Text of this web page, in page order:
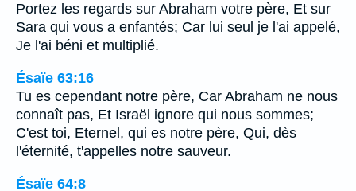
Portez les regards sur Abraham votre père, Et sur
Sara qui vous a enfantés; Car lui seul je l'ai appelé,
Je l'ai béni et multiplié.
Ésaïe 63:16
Tu es cependant notre père, Car Abraham ne nous
connaît pas, Et Israël ignore qui nous sommes;
C'est toi, Eternel, qui es notre père, Qui, dès
l'éternité, t'appelles notre sauveur.
Ésaïe 64:8